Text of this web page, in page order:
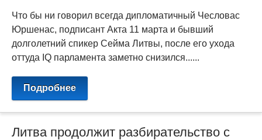
Что бы ни говорил всегда дипломатичный Чесловас
Юршенас, подписант Акта 11 марта и бывший
долголетний спикер Сейма Литвы, после его ухода
оттуда IQ парламента заметно снизился......
Подробнее
Литва продолжит разбирательство с